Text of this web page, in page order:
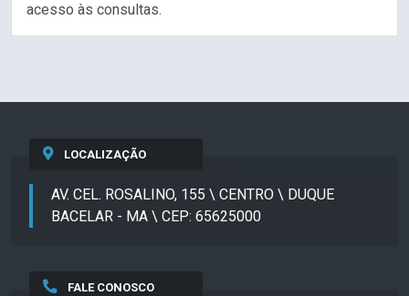
acesso às consultas.
LOCALIZAÇÃO
AV. CEL. ROSALINO, 155 \ CENTRO \ DUQUE
BACELAR - MA \ CEP: 65625000
FALE CONOSCO